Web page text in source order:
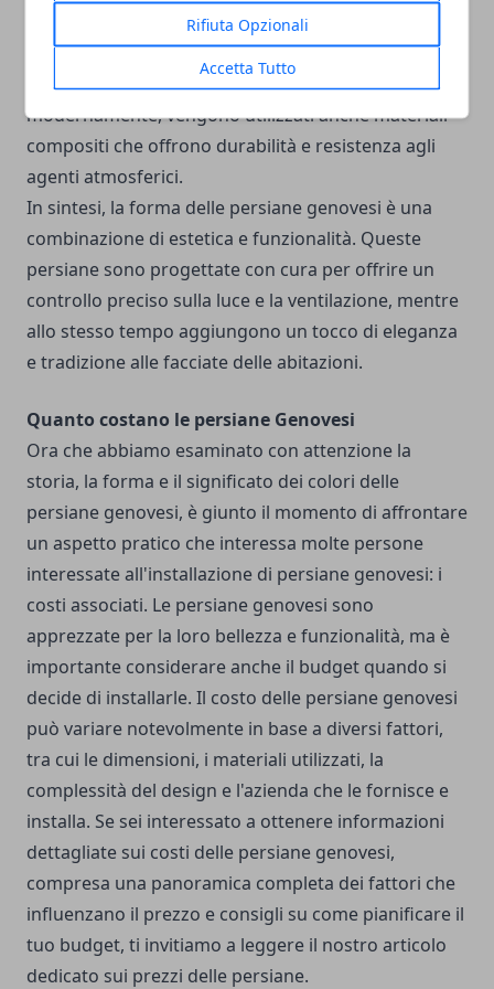
Rifiuta Opzionali
Accetta Tutto
genovesi è enfatizzata dalla scelta di materiali di alta
qualità. Il legno è spesso il materiale principale,
conferendo un aspetto caldo e tradizionale. Tuttavia,
modernamente, vengono utilizzati anche materiali
compositi che offrono durabilità e resistenza agli
agenti atmosferici.
In sintesi, la forma delle persiane genovesi è una
combinazione di estetica e funzionalità. Queste
persiane sono progettate con cura per offrire un
controllo preciso sulla luce e la ventilazione, mentre
allo stesso tempo aggiungono un tocco di eleganza
e tradizione alle facciate delle abitazioni.
Quanto costano le persiane Genovesi
Ora che abbiamo esaminato con attenzione la
storia, la forma e il significato dei colori delle
persiane genovesi, è giunto il momento di affrontare
un aspetto pratico che interessa molte persone
interessate all'installazione di persiane genovesi: i
costi associati. Le persiane genovesi sono
apprezzate per la loro bellezza e funzionalità, ma è
importante considerare anche il budget quando si
decide di installarle. Il costo delle persiane genovesi
può variare notevolmente in base a diversi fattori,
tra cui le dimensioni, i materiali utilizzati, la
complessità del design e l'azienda che le fornisce e
installa. Se sei interessato a ottenere informazioni
dettagliate sui costi delle persiane genovesi,
compresa una panoramica completa dei fattori che
influenzano il prezzo e consigli su come pianificare il
tuo budget, ti invitiamo a leggere il nostro articolo
dedicato sui prezzi delle persiane.